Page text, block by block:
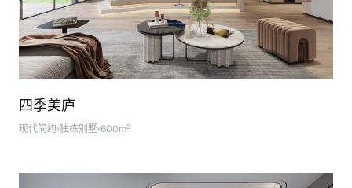
四季美庐
现代简约 独栋别墅 600m²